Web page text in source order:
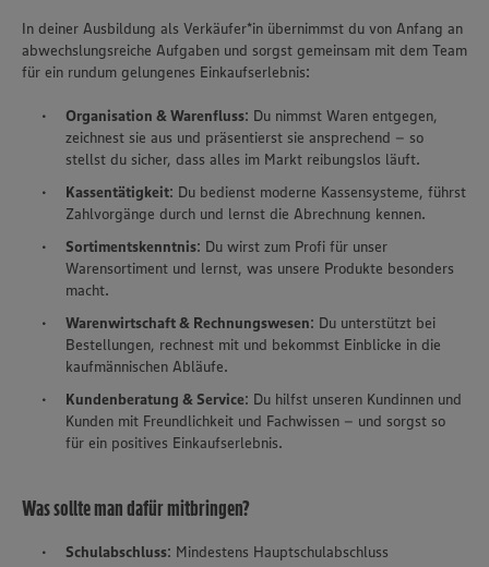
In deiner Ausbildung als Verkäufer*in übernimmst du von Anfang an
abwechslungsreiche Aufgaben und sorgst gemeinsam mit dem Team
für ein rundum gelungenes Einkaufserlebnis:
Organisation & Warenfluss: Du nimmst Waren entgegen,
zeichnest sie aus und präsentierst sie ansprechend – so
stellst du sicher, dass alles im Markt reibungslos läuft.
Kassentätigkeit: Du bedienst moderne Kassensysteme, führst
Zahlvorgänge durch und lernst die Abrechnung kennen.
Sortimentskenntnis: Du wirst zum Profi für unser
Warensortiment und lernst, was unsere Produkte besonders
macht.
Warenwirtschaft & Rechnungswesen: Du unterstützt bei
Bestellungen, rechnest mit und bekommst Einblicke in die
kaufmännischen Abläufe.
Kundenberatung & Service: Du hilfst unseren Kundinnen und
Kunden mit Freundlichkeit und Fachwissen – und sorgst so
für ein positives Einkaufserlebnis.
Was sollte man dafür mitbringen?
Schulabschluss: Mindestens Hauptschulabschluss